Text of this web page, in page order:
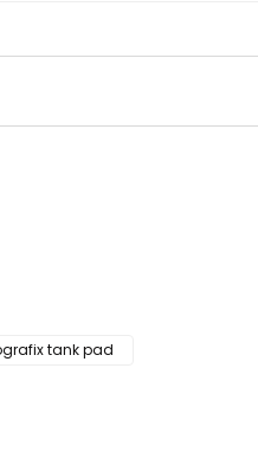
tank pad